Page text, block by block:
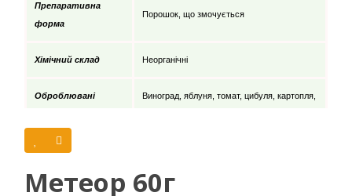
Препаративна
форма
Порошок, що змочується
Хімічний склад Неорганічні
Оброблювані
Виноград, яблуня, томат, цибуля, картопля,
Мінімальна
ефективної дії
Метеор 60г